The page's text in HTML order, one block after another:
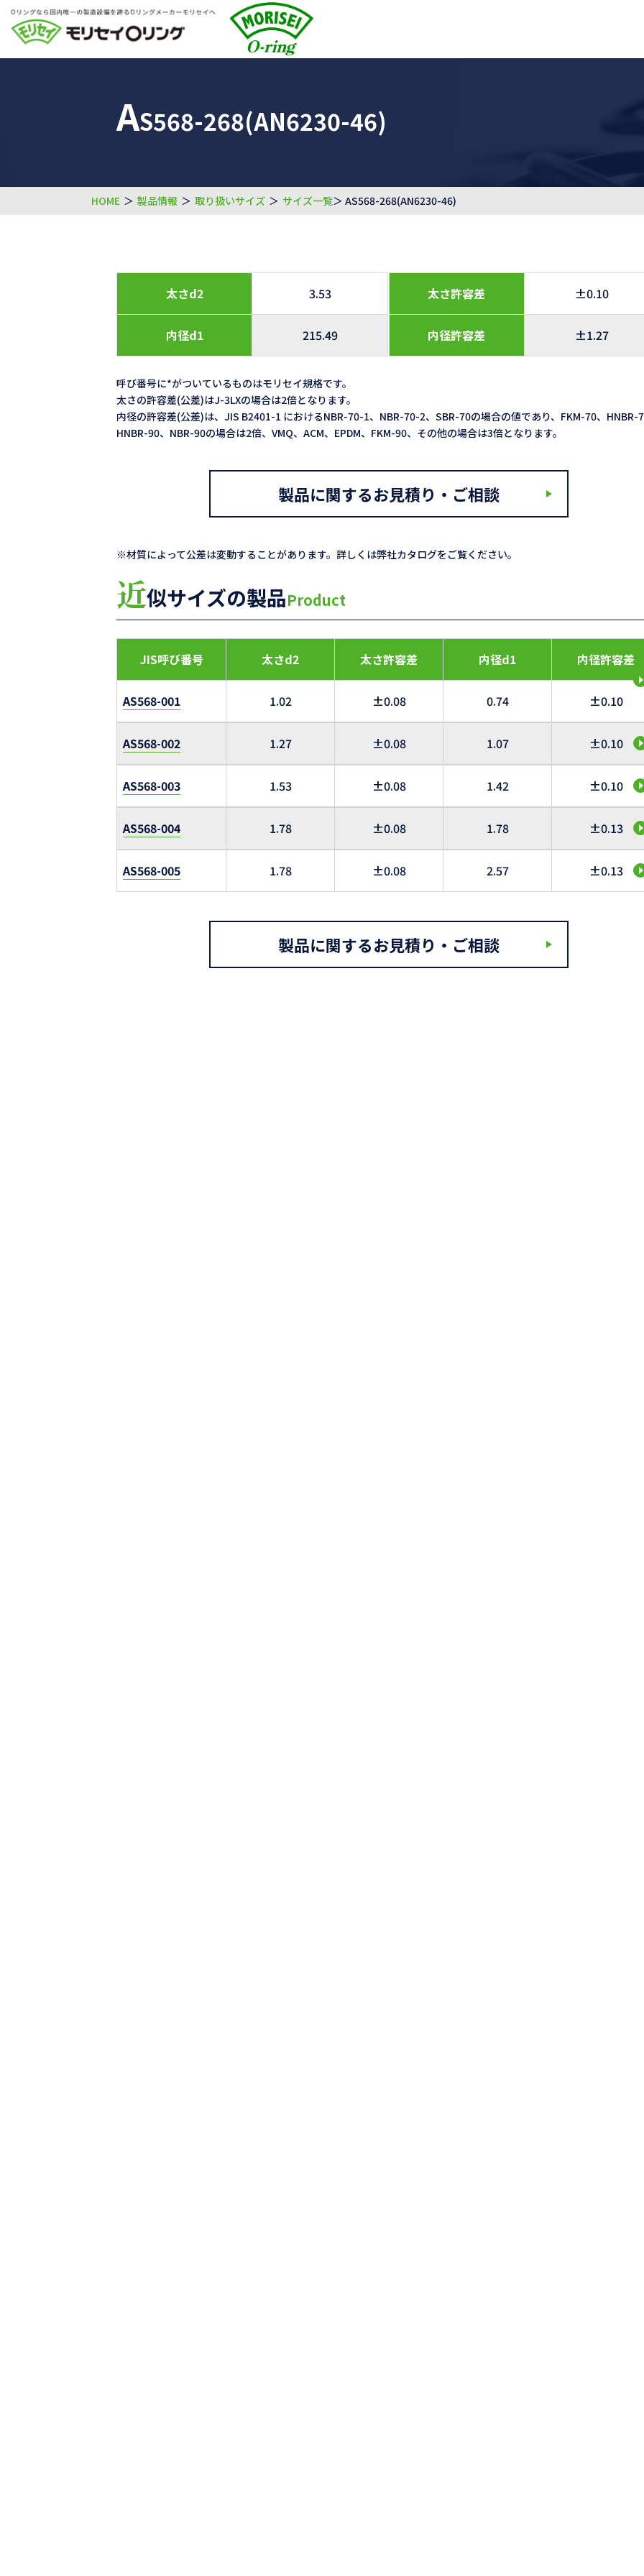
AS568-268(AN6230-46)
HOME ＞ 製品情報 ＞ 取り扱いサイズ ＞ サイズ一覧＞ AS568-268(AN6230-46)
太さd2 3.53
内径d1 215.49
太さ許容差 ±0.10
内径許容差 ±1.27
呼び番号に*がついているものはモリセイ規格です。
太さの許容差(公差)はJ-3LXの場合は2倍となります。
内径の許容差(公差)は、JIS B2401-1 におけるNBR-70-1、NBR-70-2、SBR-70の場合の値であり、FKM-70、HNBR-
HNBR-90、NBR-90の場合は2倍、VMQ、ACM、EPDM、FKM-90、その他の場合は3倍となります。
製品に関するお見積り・ご相談
※材質によって公差は変動することがあります。詳しくは弊社カタログをご覧ください。
近似サイズの製品Product
JIS呼び番号 太さd2 太さ許容差 内径d1 内径許容差
AS568-001 1.02 ±0.08 0.74 ±0.10
AS568-002 1.27 ±0.08 1.07 ±0.10
AS568-003 1.53 ±0.08 1.42 ±0.10
AS568-004 1.78 ±0.08 1.78 ±0.13
AS568-005 1.78 ±0.08 2.57 ±0.13
製品に関するお見積り・ご相談